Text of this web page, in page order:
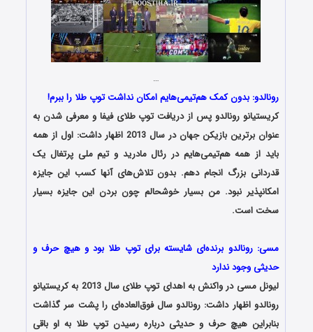
…
رونالدو: بدون کمک هم‌تیمی‌هایم امکان نداشت توپ طلا را ببرم!
کریستیانو رونالدو پس از دریافت توپ طلای فیفا و معرفی شدن به
عنوان برترین بازیکن جهان در سال 2013 اظهار داشت: اول از همه
باید از همه هم‌تیمی‌هایم در رئال مادرید و تیم ملی پرتغال یک
قدردانی بزرگ انجام دهم. بدون تلاش‌های آنها کسب این جایزه
امکانپذیر نبود. من بسیار خوشحالم چون بردن این جایزه بسیار
سخت است.
مسی: رونالدو برنده‌ای شایسته برای توپ طلا بود و هیچ حرف و
حدیثی وجود ندارد
لیونل مسی در واکنش به اهدای توپ طلای سال 2013 به کریستیانو
رونالدو اظهار داشت: رونالدو سال فوق‌العاده‌ای را پشت سر گذاشت
بنابراین هیچ حرف و حدیثی درباره رسیدن توپ طلا به او باقی